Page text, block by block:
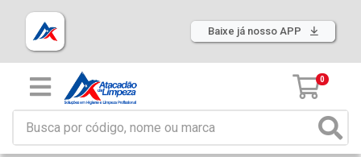
Baixe já nosso APP
0